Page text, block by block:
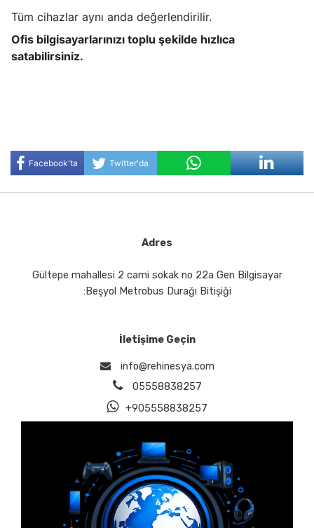
Tüm cihazlar aynı anda değerlendirilir.
Ofis bilgisayarlarınızı toplu şekilde hızlıca
satabilirsiniz.
Facebook'ta
Twitter'da
Adres
Gültepe mahallesi 2 cami sokak no 22a Gen Bilgisayar
:Beşyol Metrobus Durağı Bitişiği
İletişime Geçin
info@rehinesya.com
05558838257
+905558838257